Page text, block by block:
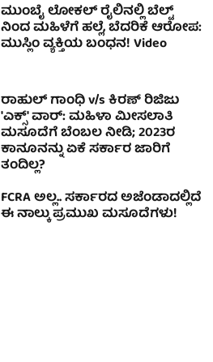
ಮುಂಬೈ ಲೋಕಲ್ ರೈಲಿನಲ್ಲಿ ಬೆಲ್ಟ್
ನಿಂದ ಮಹಿಳೆಗೆ ಹಲ್ಲೆ, ಬೆದರಿಕೆ ಆರೋಪ:
ಮುಸ್ಲಿಂ ವ್ಯಕ್ತಿಯ ಬಂಧನ! Video
ರಾಹುಲ್ ಗಾಂಧಿ v/s ಕಿರಣ್ ರಿಜಿಜು
'ಎಕ್ಸ್' ವಾರ್: ಮಹಿಳಾ ಮೀಸಲಾತಿ
ಮಸೂದೆಗೆ ಬೆಂಬಲ ನೀಡಿ; 2023ರ
ಕಾನೂನನ್ನು ಏಕೆ ಸರ್ಕಾರ ಜಾರಿಗೆ
ತಂದಿಲ್ಲ?
FCRA ಅಲ್ಲ.. ಸರ್ಕಾರದ ಅಜೆಂಡಾದಲ್ಲಿದೆ
ಈ ನಾಲ್ಕು ಪ್ರಮುಖ ಮಸೂದೆಗಳು!